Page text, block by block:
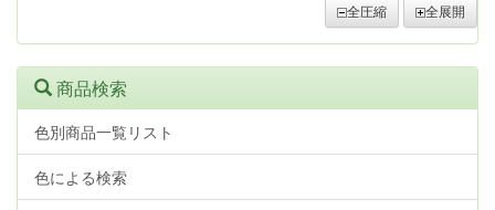
全圧縮 全展開
商品検索
色別商品一覧リスト
色による検索